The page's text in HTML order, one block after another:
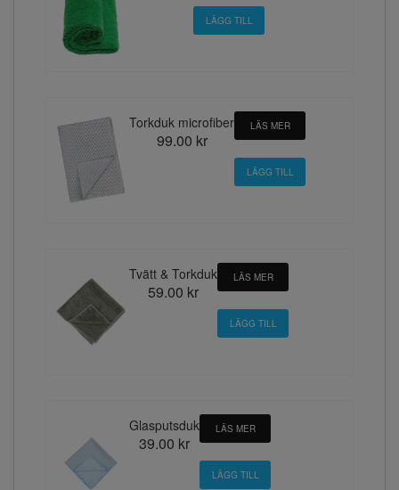
Torkduk microfiber
99.00 kr
LÄS MER
Tvätt & Torkduk
59.00 kr
LÄS MER
Glasputsduk
39.00 kr
LÄS MER